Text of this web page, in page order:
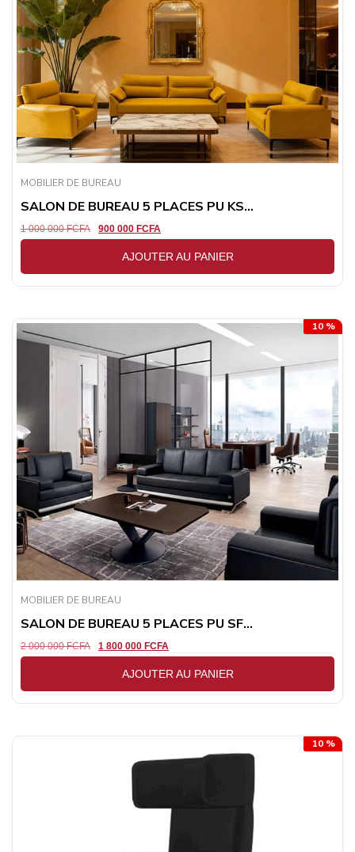
MOBILIER DE BUREAU
SALON DE BUREAU 5 PLACES PU KS...
1 000 000FCFA 900 000 FCFA
AJOUTER AU PANIER
10 %
MOBILIER DE BUREAU
SALON DE BUREAU 5 PLACES PU SF...
2 000 000FCFA 1 800 000 FCFA
AJOUTER AU PANIER
10 %